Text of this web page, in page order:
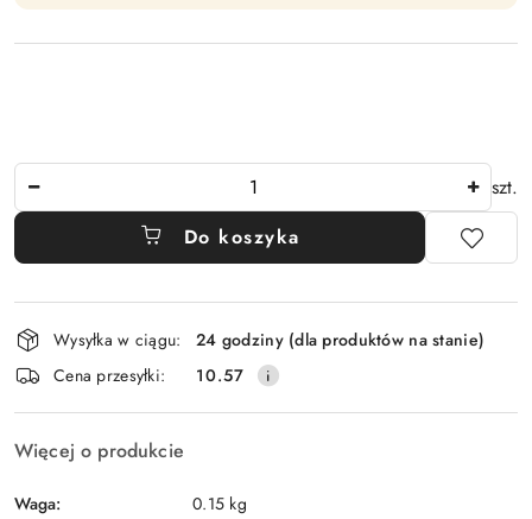
szt.
Do koszyka
Dostępność
i
dostawa
Wysyłka w ciągu:
24 godziny (dla produktów na stanie)
Cena przesyłki:
10.57
Więcej o produkcie
Waga: 0.15 kg